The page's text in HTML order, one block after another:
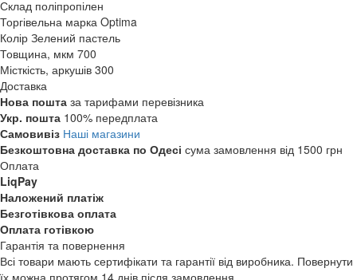
Склад поліпропілен
Торгівельна марка Optima
Колір Зелений пастель
Товщина, мкм 700
Місткість, аркушів 300
Доставка
Нова пошта за тарифами перевізника
Укр. пошта 100% передплата
Самовивіз Наші магазини
Безкоштовна доставка по Одесі сума замовлення від 1500 грн
Оплата
LiqPay
Наложений платіж
Безготівкова оплата
Оплата готівкою
Гарантія та повернення
Всі товари мають сертифікати та гарантії від виробника. Повернути